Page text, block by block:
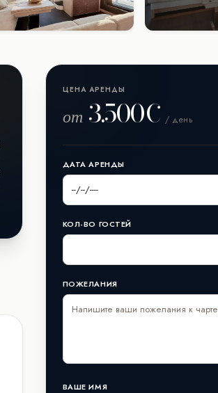
ЦЕНА АРЕНДЫ
от 3.500€ / день
ДАТА АРЕНДЫ
КОЛ-ВО ГОСТЕЙ
ПОЖЕЛАНИЯ
ВАШЕ ИМЯ